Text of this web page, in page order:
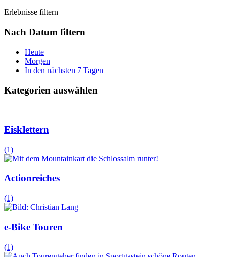
Erlebnisse filtern
Nach Datum filtern
Heute
Morgen
In den nächsten 7 Tagen
Kategorien auswählen
Eisklettern
(1)
Actionreiches
(1)
e-Bike Touren
(1)